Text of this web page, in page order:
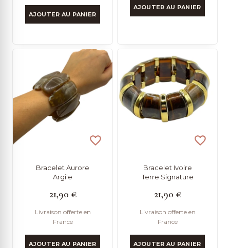
AJOUTER AU PANIER
AJOUTER AU PANIER
Bracelet Aurore
Argile
21,90 €
Livraison offerte en
France
AJOUTER AU PANIER
Bracelet Ivoire
Terre Signature
21,90 €
Livraison offerte en
France
AJOUTER AU PANIER